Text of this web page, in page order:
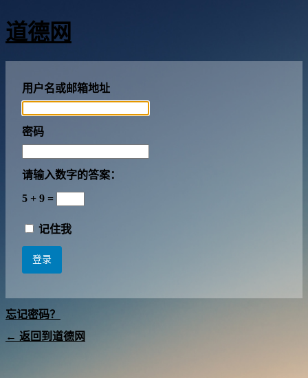
道德网
用户名或邮箱地址
密码
请输入数字的答案：
5 + 9 =
记住我
忘记密码？
← 返回到道德网